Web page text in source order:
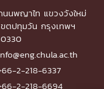
นนพญาไท แขวงวังใหม่
ขตปทุมวัน กรุงเทพฯ
2-218-6337
2-218-6694